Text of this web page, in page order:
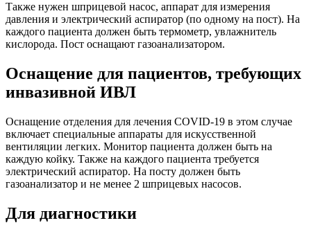
Также нужен шприцевой насос, аппарат для измерения
давления и электрический аспиратор (по одному на пост). На
каждого пациента должен быть термометр, увлажнитель
кислорода. Пост оснащают газоанализатором.
Оснащение для пациентов, требующих
инвазивной ИВЛ
Оснащение отделения для лечения COVID-19 в этом случае
включает специальные аппараты для искусственной
вентиляции легких. Монитор пациента должен быть на
каждую койку. Также на каждого пациента требуется
электрический аспиратор. На посту должен быть
газоанализатор и не менее 2 шприцевых насосов.
Для диагностики